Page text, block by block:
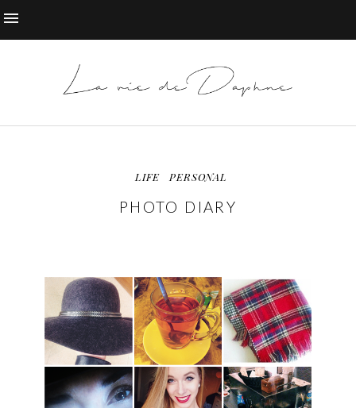
LIFE PERSONAL
PHOTO DIARY